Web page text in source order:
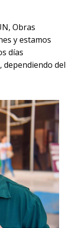
Obras
y estamos
días
dependiendo del